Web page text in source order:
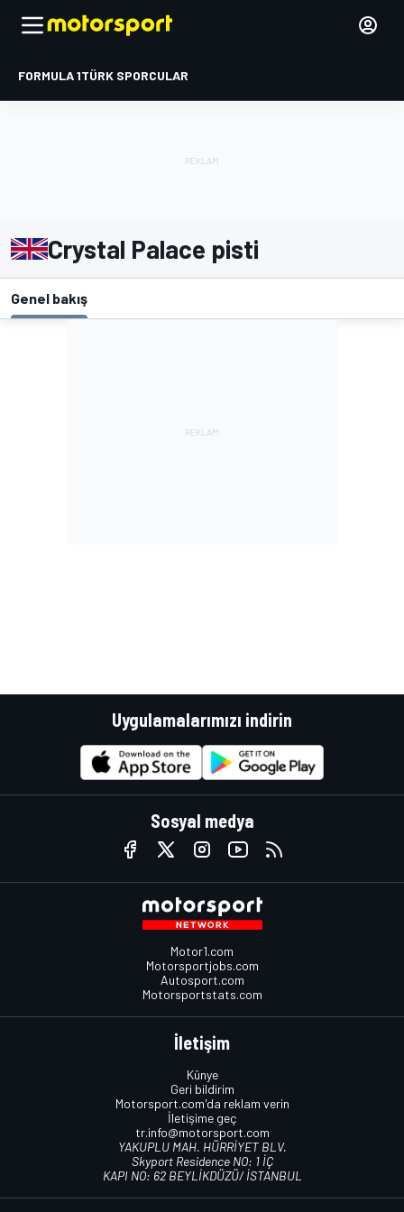
FORMULA 1TÜRK SPORCULAR
Crystal Palace pisti
Genel bakış
Uygulamalarımızı indirin
Sosyal medya
Motor1.com
Motorsportjobs.com
Autosport.com
Motorsportstats.com
İletişim
Künye
Geri bildirim
Motorsport.com'da reklam verin
İletişime geç
tr.info@motorsport.com
YAKUPLU MAH. HÜRRİYET BLV.
Skyport Residence NO: 1 İÇ
KAPI NO: 62 BEYLİKDÜZÜ/ İSTANBUL